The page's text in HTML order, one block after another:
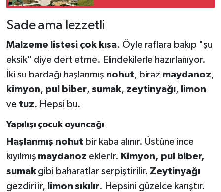
Sade ama lezzetli
Malzeme listesi çok kısa. Öyle raflara bakıp "şu
eksik" diye dert etme. Elindekilerle hazırlanıyor.
İki su bardağı haşlanmış nohut, biraz maydanoz,
kimyon, pul biber, sumak, zeytinyağı, limon
ve tuz. Hepsi bu.
Yapılışı çocuk oyuncağı
Haşlanmış nohut bir kaba alınır. Üstüne ince
kıyılmış maydanoz eklenir. Kimyon, pul biber,
sumakgibi baharatlar serpiştirilir. Zeytinyağı
gezdirilir, limon sıkılır. Hepsini güzelce karıştır.